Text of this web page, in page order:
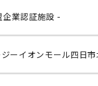
企業認証施設 -
ーイオンモール四日